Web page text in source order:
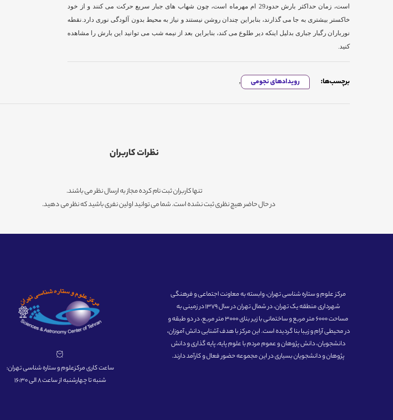
است، زمان حداکثر بارش حدود29 ام مهرماه است، چون شهاب های جبار سریع حرکت می کنند و از خود
خاکستر بیشتری به جا می گذارند، بنابراین چندان روشن نیستند و نیاز به محیط بدون آلودگی نوری دارد.نقطه
نورباران رگبار جباری بدلیل اینکه دیر طلوع می کند، بنابراین بعد از نیمه شب می توانید این بارش را مشاهده
کنید.
برچسب‌ها: رویدادهای نجومی ,
نظرات کاربران
تنها کاربران ثبت نام کرده مجاز به ارسال نظر می باشند.
در حال حاضر هیچ نظری ثبت نشده است. شما می توانید اولین نفری باشید که نظر می دهید.
مرکز علوم و ستاره شناسی تهران، وابسته به معاونت اجتماعی و فرهنگی
شهرداری منطقه یک تهران، در شمال تهران در سال 1379 در زمینی به
مساحت 6000 متر مربع و ساختمانی با زیر بنای 3000 متر مربع، در دو طبقه و
در محیطی آرام و زیبا بنا گردیده است. این مرکز با هدف آشنایی دانش آموزان،
دانشجویان، دانش پژوهان و عموم مردم با علوم پایه، پایه گذاری و دانش
پژوهان و دانشجویان بسیاری در این مجموعه حضور فعال و کارآمد دارند.
ساعت کاری مرکزعلوم و ستاره شناسی تهران:
شنبه تا چهارشنبه از ساعت 8 الی 16:30